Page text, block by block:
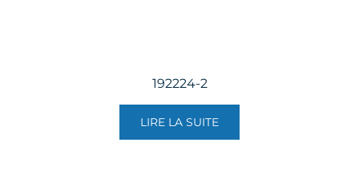
192224-2
LIRE LA SUITE